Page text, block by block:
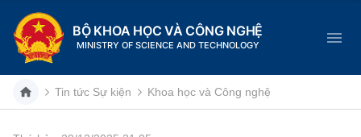
BỘ KHOA HỌC VÀ CÔNG NGHỆ
MINISTRY OF SCIENCE AND TECHNOLOGY
Tin tức Sự kiện Khoa học và Công nghệ